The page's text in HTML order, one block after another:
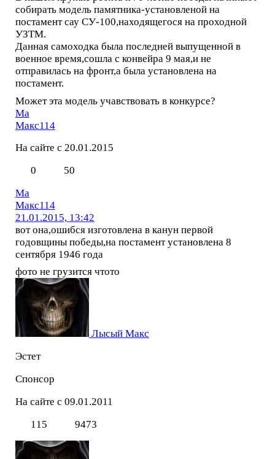
собирать модель памятника-установленой на
постамент сау СУ-100,находящегося на проходной
УЗТМ.
Данная самоходка была последней выпущенной в
военное время,сошла с конвейра 9 мая,и не
отправилась на фронт,а была установлена на
постамент.
Может эта модель учавствовать в конкурсе?
Ма
Макс114
На сайте с 20.01.2015
0
50
Ма
Макс114
21.01.2015, 13:42
вот она,ошибся изготовлена в канун первой
годовщины победы,на постамент установлена 8
сентября 1946 года
фото не грузится чтото
Лысый Макс
Эстет
Спонсор
На сайте с 09.01.2011
115
9473